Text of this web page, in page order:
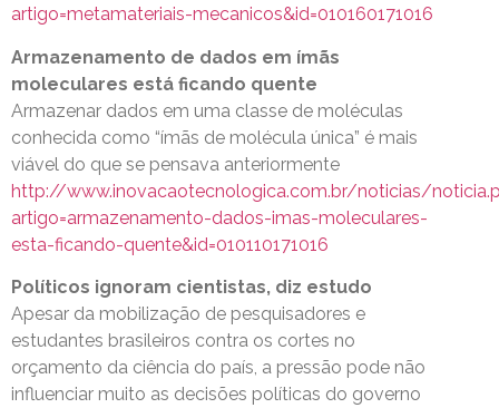
artigo=metamateriais-mecanicos&id=010160171016
Armazenamento de dados em ímãs
moleculares está ficando quente
Armazenar dados em uma classe de moléculas
conhecida como “ímãs de molécula única” é mais
viável do que se pensava anteriormente
http://www.inovacaotecnologica.com.br/noticias/
artigo=armazenamento-dados-imas-moleculares-
esta-ficando-quente&id=010110171016
Políticos ignoram cientistas, diz estudo
Apesar da mobilização de pesquisadores e
estudantes brasileiros contra os cortes no
orçamento da ciência do país, a pressão pode não
influenciar muito as decisões políticas do governo